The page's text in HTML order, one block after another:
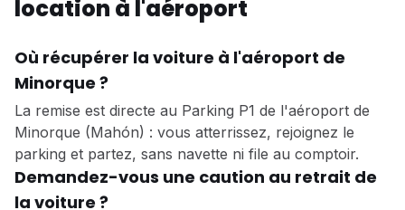
location à l'aéroport
Où récupérer la voiture à l'aéroport de
Minorque ?
La remise est directe au Parking P1 de l'aéroport de
Minorque (Mahón) : vous atterrissez, rejoignez le
parking et partez, sans navette ni file au comptoir.
Demandez-vous une caution au retrait de
la voiture ?